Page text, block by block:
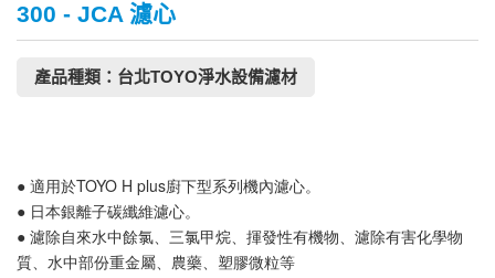
300 - JCA 濾心
產品種類：台北TOYO淨水設備濾材
● 適用於TOYO H plus廚下型系列機內濾心。
● 日本銀離子碳纖維濾心。
● 濾除自來水中餘氯、三氯甲烷、揮發性有機物、濾除有害化學物
質、水中部份重金屬、農藥、塑膠微粒等